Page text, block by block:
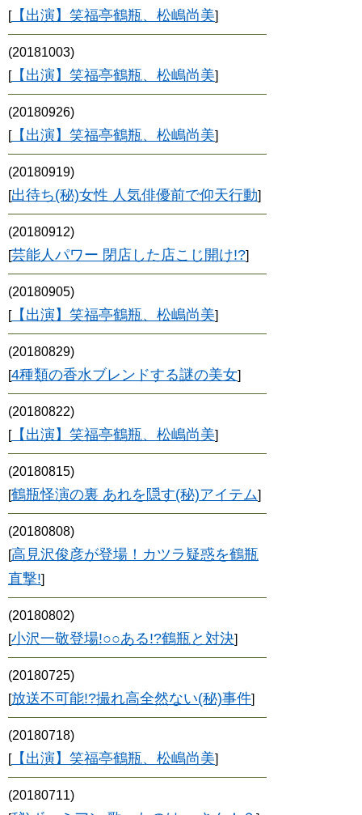
[【出演】笑福亭鶴瓶、松嶋尚美]
(20181003)
[【出演】笑福亭鶴瓶、松嶋尚美]
(20180926)
[【出演】笑福亭鶴瓶、松嶋尚美]
(20180919)
[出待ち(秘)女性 人気俳優前で仰天行動]
(20180912)
[芸能人パワー 閉店した店こじ開け!?]
(20180905)
[【出演】笑福亭鶴瓶、松嶋尚美]
(20180829)
[4種類の香水ブレンドする謎の美女]
(20180822)
[【出演】笑福亭鶴瓶、松嶋尚美]
(20180815)
[鶴瓶怪演の裏 あれを隠す(秘)アイテム]
(20180808)
[高見沢俊彦が登場！カツラ疑惑を鶴瓶
直撃!]
(20180802)
[小沢一敬登場!○○ある!?鶴瓶と対決]
(20180725)
[放送不可能!?撮れ高全然ない(秘)事件]
(20180718)
[【出演】笑福亭鶴瓶、松嶋尚美]
(20180711)